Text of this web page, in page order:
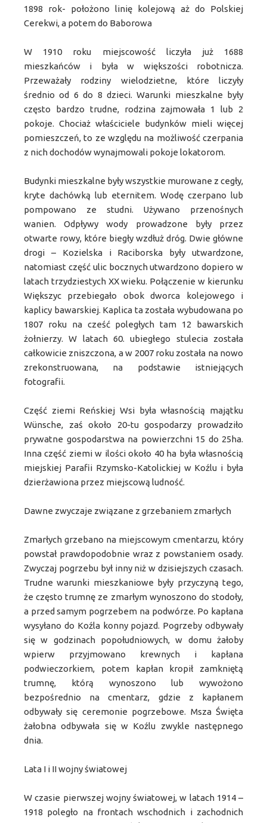
1898 rok- położono linię kolejową aż do Polskiej
Cerekwi, a potem do Baborowa
W 1910 roku miejscowość liczyła już 1688
mieszkańców i była w większości robotnicza.
Przeważały rodziny wielodzietne, które liczyły
średnio od 6 do 8 dzieci. Warunki mieszkalne były
często bardzo trudne, rodzina zajmowała 1 lub 2
pokoje. Chociaż właściciele budynków mieli więcej
pomieszczeń, to ze względu na możliwość czerpania
z nich dochodów wynajmowali pokoje lokatorom.
Budynki mieszkalne były wszystkie murowane z cegły,
kryte dachówką lub eternitem. Wodę czerpano lub
pompowano ze studni. Używano przenośnych
wanien. Odpływy wody prowadzone były przez
otwarte rowy, które biegły wzdłuż dróg. Dwie główne
drogi – Kozielska i Raciborska były utwardzone,
natomiast część ulic bocznych utwardzono dopiero w
latach trzydziestych XX wieku. Połączenie w kierunku
Większyc przebiegało obok dworca kolejowego i
kaplicy bawarskiej. Kaplica ta została wybudowana po
1807 roku na cześć poległych tam 12 bawarskich
żołnierzy. W latach 60. ubiegłego stulecia została
całkowicie zniszczona, a w 2007 roku została na nowo
zrekonstruowana, na podstawie istniejących
fotografii.
Część ziemi Reńskiej Wsi była własnością majątku
Wünsche, zaś około 20-tu gospodarzy prowadziło
prywatne gospodarstwa na powierzchni 15 do 25ha.
Inna część ziemi w ilości około 40 ha była własnością
miejskiej Parafii Rzymsko-Katolickiej w Koźlu i była
dzierżawiona przez miejscową ludność.
Dawne zwyczaje związane z grzebaniem zmarłych
Zmarłych grzebano na miejscowym cmentarzu, który
powstał prawdopodobnie wraz z powstaniem osady.
Zwyczaj pogrzebu był inny niż w dzisiejszych czasach.
Trudne warunki mieszkaniowe były przyczyną tego,
że często trumnę ze zmarłym wynoszono do stodoły,
a przed samym pogrzebem na podwórze. Po kapłana
wysyłano do Koźla konny pojazd. Pogrzeby odbywały
się w godzinach popołudniowych, w domu żałoby
wpierw przyjmowano krewnych i kapłana
podwieczorkiem, potem kapłan kropił zamkniętą
trumnę, którą wynoszono lub wywożono
bezpośrednio na cmentarz, gdzie z kapłanem
odbywały się ceremonie pogrzebowe. Msza Święta
żałobna odbywała się w Koźlu zwykle następnego
dnia.
Lata I i II wojny światowej
W czasie pierwszej wojny światowej, w latach 1914 –
1918 poległo na frontach wschodnich i zachodnich